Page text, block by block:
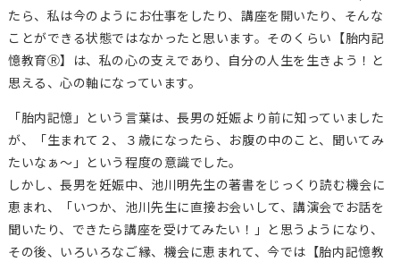
たら、私は今のようにお仕事をしたり、講座を開いたり、そんな
ことができる状態ではなかったと思います。そのくらい【胎内記
憶教育Ⓡ】は、私の心の支えであり、自分の人生を生きよう！と
思える、心の軸になっています。
「胎内記憶」という言葉は、長男の妊娠より前に知っていました
が、「生まれて２、３歳になったら、お腹の中のこと、聞いてみ
たいなぁ～」という程度の意識でした。
しかし、長男を妊娠中、池川明先生の著書をじっくり読む機会に
恵まれ、「いつか、池川先生に直接お会いして、講演会でお話を
聞いたり、できたら講座を受けてみたい！」と思うようになり、
その後、いろいろなご縁、機会に恵まれて、今では【胎内記憶教